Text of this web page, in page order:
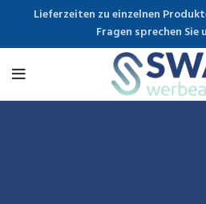
Lieferzeiten zu einzelnen
Fragen sprechen Sie